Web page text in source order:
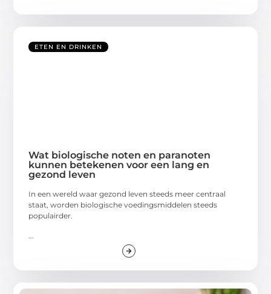
ETEN EN DRINKEN
Wat biologische noten en paranoten
kunnen betekenen voor een lang en
gezond leven
In een wereld waar gezond leven steeds meer centraal
staat, worden biologische voedingsmiddelen steeds
populairder.